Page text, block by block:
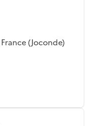
(Joconde)